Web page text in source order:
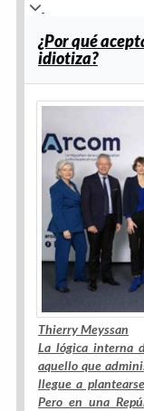
¿Por qué
idiotiza?
Thierry Meyssan
La lógica interna
aquello que
llegue a
Pero en una